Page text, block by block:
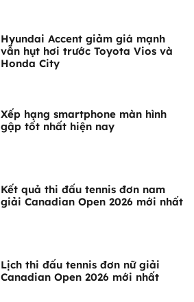
Hyundai Accent giảm giá mạnh
vẫn hụt hơi trước Toyota Vios và
Honda City
Xếp hạng smartphone màn hình
gập tốt nhất hiện nay
Kết quả thi đấu tennis đơn nam
giải Canadian Open 2026 mới nhất
Lịch thi đấu tennis đơn nữ giải
Canadian Open 2026 mới nhất